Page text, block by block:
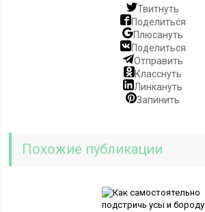
Твитнуть
Поделиться
Плюсануть
Поделиться
Отправить
Класснуть
Линкануть
Запинить
Похожие публикации